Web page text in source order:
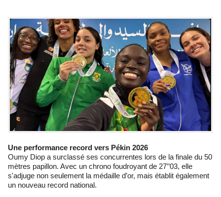
Une performance record vers Pékin 2026
Oumy Diop a surclassé ses concurrentes lors de la finale du 50
mètres papillon. Avec un chrono foudroyant de 27’’03, elle
s'adjuge non seulement la médaille d’or, mais établit également
un nouveau record national.